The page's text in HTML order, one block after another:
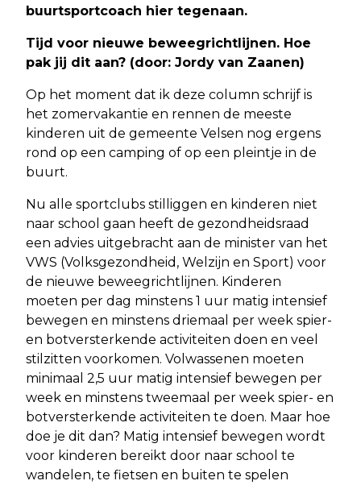
buurtsportcoach hier tegenaan.
Tijd voor nieuwe beweegrichtlijnen. Hoe
pak jij dit aan? (door: Jordy van Zaanen)
Op het moment dat ik deze column schrijf is
het zomervakantie en rennen de meeste
kinderen uit de gemeente Velsen nog ergens
rond op een camping of op een pleintje in de
buurt.
Nu alle sportclubs stilliggen en kinderen niet
naar school gaan heeft de gezondheidsraad
een advies uitgebracht aan de minister van het
VWS (Volksgezondheid, Welzijn en Sport) voor
de nieuwe beweegrichtlijnen. Kinderen
moeten per dag minstens 1 uur matig intensief
bewegen en minstens driemaal per week spier-
en botversterkende activiteiten doen en veel
stilzitten voorkomen. Volwassenen moeten
minimaal 2,5 uur matig intensief bewegen per
week en minstens tweemaal per week spier- en
botversterkende activiteiten te doen. Maar hoe
doe je dit dan? Matig intensief bewegen wordt
voor kinderen bereikt door naar school te
wandelen, te fietsen en buiten te spelen